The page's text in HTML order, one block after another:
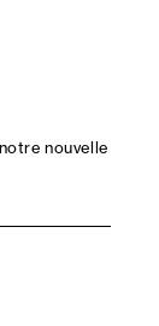
nouvelle